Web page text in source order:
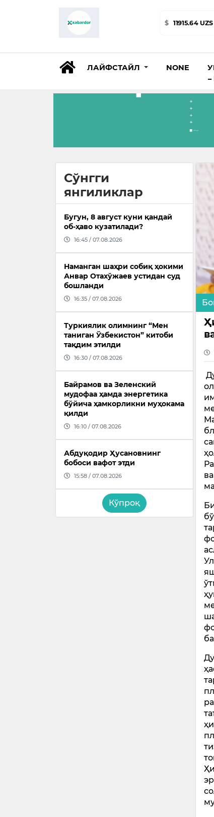
$ 11915.64 UZS
ЛАЙФСТАЙЛ NONE
Сўнгги
янгиликлар
Бугун, 8 август куни қандай
об-ҳаво кузатилади?
16:45 / 07.08.2026
Наманган шаҳри собиқ ҳокими
Анвар Отахўжаев устидан суд
бошланди
16:35 / 07.08.2026
Туркиялик олимнинг “Мен
таниган Ўзбекистон” китоби
тақдим этилди
16:30 / 07.08.2026
Байрамов ва Зеленский
мудофаа ҳамда энергетика
бўйича ҳамкорликни муҳокама
қилди
16:10 / 07.08.2026
Абдуқодир Ҳусановнинг
бобоси вафот этди
15:58 / 07.08.2026
Кўпроқ